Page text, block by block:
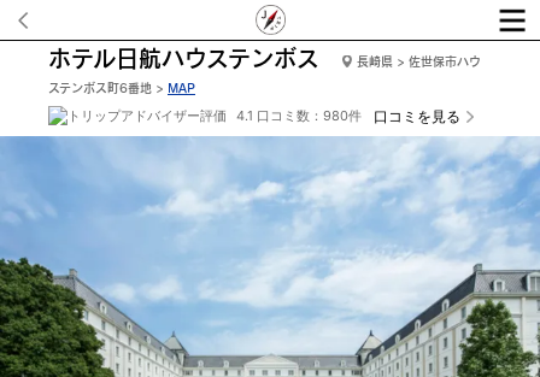
ホテル日航ハウステンボス 長崎県 > 佐世保市ハウ
ステンボス町6番地 > MAP
4.1 口コミ数：980件 口コミを見る